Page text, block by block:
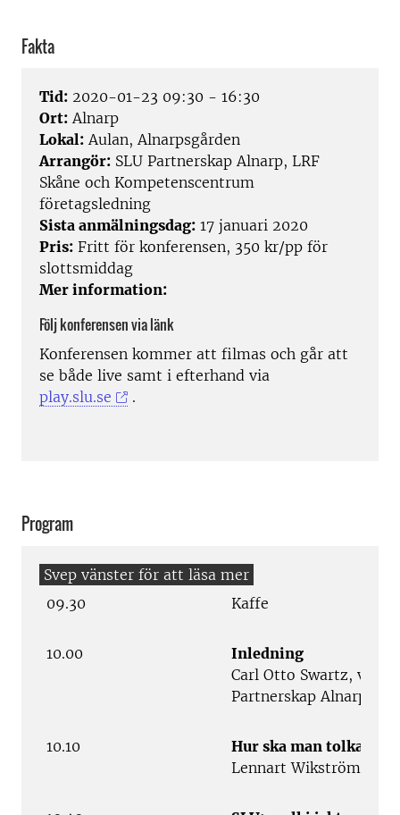
Fakta
Tid: 2020-01-23 09:30 - 16:30
Ort: Alnarp
Lokal: Aulan, Alnarpsgården
Arrangör: SLU Partnerskap Alnarp, LRF
Skåne och Kompetenscentrum
företagsledning
Sista anmälningsdag: 17 januari 2020
Pris: Fritt för konferensen, 350 kr/pp för
slottsmiddag
Mer information:
Följ konferensen via länk
Konferensen kommer att filmas och går att
se både live samt i efterhand via
play.slu.se
.
Program
09.30 Kaffe
10.00
Inledning
Carl Otto Swartz,
Partnerskap Alnarp
10.10
Hur ska man tolka alla
Lennart Wikström,